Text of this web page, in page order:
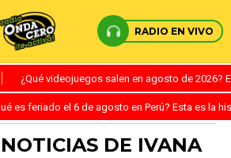
RADIO EN VIVO
¿Qué videojuegos salen en agosto de
es feriado el 6 de agosto en Perú? Esta es la
DE IVANA